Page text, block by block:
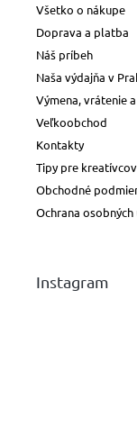
Všetko o nákupe
Doprava a platba
Náš príbeh
Naša výdajňa v
Výmena, vrátenie
Veľkoobchod
Kontakty
Tipy pre kreatívcov
Obchodné
Ochrana
Instagram